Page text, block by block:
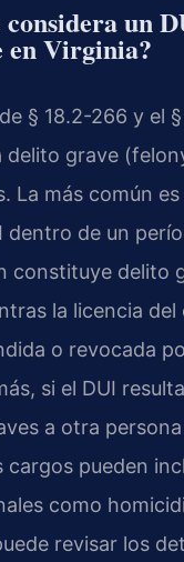
considera un
en Virginia?
§ 18.2-266 y el
delito grave
La más común
dentro de un
constituye delito
la licencia
o revocada
si el DUI
a otra
cargos pueden
como
revisar los